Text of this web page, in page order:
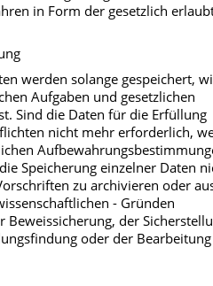
in Form der gesetzlich
werden solange gespeichert,
Aufgaben und gesetzlichen
Sind die Daten für die Erfüllung
nicht mehr erforderlich,
Speicherung einzelner Daten
zu archivieren oder
- Gründen
Beweissicherung, der
oder der Bearbeitung